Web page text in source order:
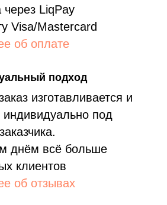
LiqPay
Visa/Mastercard
об оплате
подход
изготавливается и
индивидуально под
днём всё больше
клиентов
об отзывах